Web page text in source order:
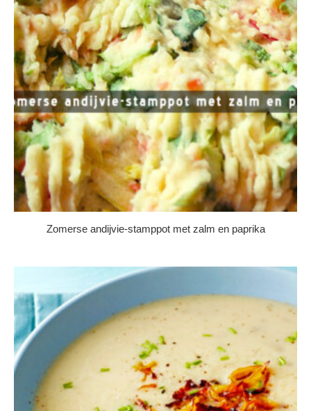
Zomerse andijvie-stamppot met zalm en paprika